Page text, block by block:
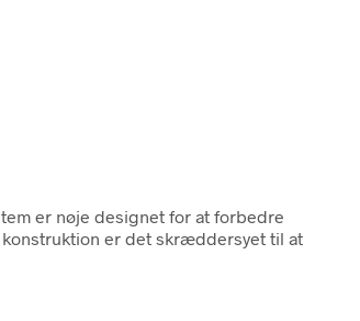
er nøje designet for at forbedre
er det skræddersyet til at